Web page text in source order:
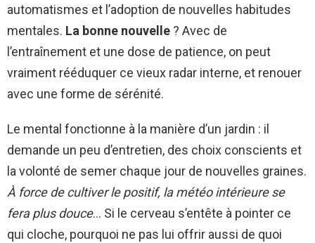
automatismes et l’adoption de nouvelles habitudes
mentales. La bonne nouvelle ? Avec de
l’entraînement et une dose de patience, on peut
vraiment rééduquer ce vieux radar interne, et renouer
avec une forme de sérénité.
Le mental fonctionne à la manière d’un jardin : il
demande un peu d’entretien, des choix conscients et
la volonté de semer chaque jour de nouvelles graines.
À force de cultiver le positif, la météo intérieure se
fera plus douce… Si le cerveau s’entête à pointer ce
qui cloche, pourquoi ne pas lui offrir aussi de quoi